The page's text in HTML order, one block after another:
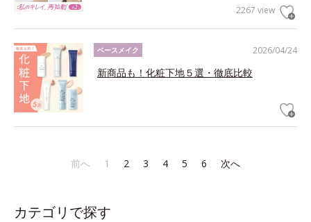
2267 view
2026/04/24
ベースメイク
新商品も！化粧下地５選・徹底比較
前へ 1 2 3 4 5 6 次へ
カテゴリで探す